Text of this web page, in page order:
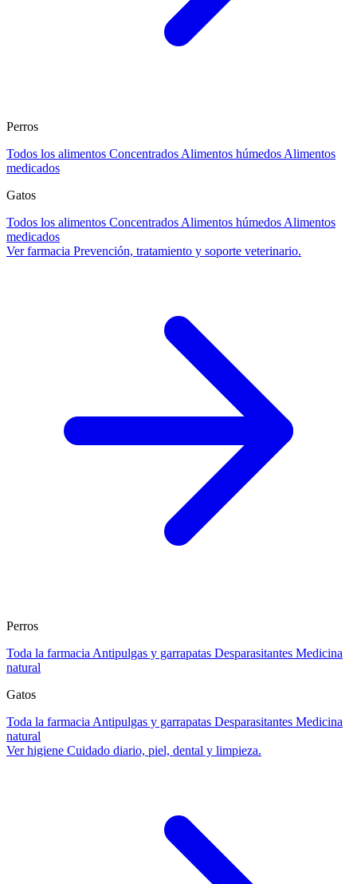
Perros
Todos los alimentos Concentrados Alimentos húmedos Alimentos
medicados
Gatos
Todos los alimentos Concentrados Alimentos húmedos Alimentos
medicados
Ver farmacia Prevención, tratamiento y soporte veterinario.
Perros
Toda la farmacia Antipulgas y garrapatas Desparasitantes Medicina
natural
Gatos
Toda la farmacia Antipulgas y garrapatas Desparasitantes Medicina
natural
Ver higiene Cuidado diario, piel, dental y limpieza.